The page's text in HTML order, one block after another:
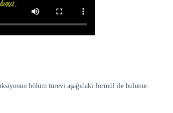
bölüm türevi aşağıdaki formül ile bulunur: